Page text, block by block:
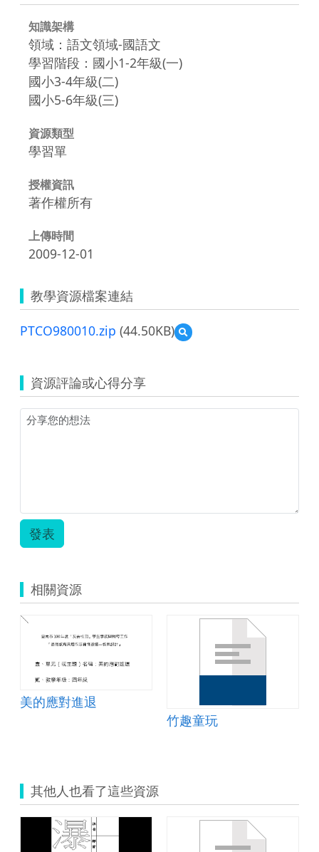
知識架構
領域：語文領域-國語文
學習階段：國小1-2年級(一)
國小3-4年級(二)
國小5-6年級(三)
資源類型
學習單
授權資訊
著作權所有
上傳時間
2009-12-01
教學資源檔案連結
PTCO980010.zip (44.50KB)
預
覽
資源評論或心得分享
發表
相關資源
美的應對進退
竹趣童玩
其他人也看了這些資源